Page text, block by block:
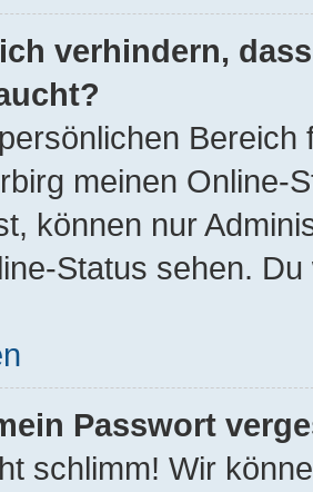
verhindern,
meinen Online-
können nur
Status sehen.
Passwort
schlimm! Wir